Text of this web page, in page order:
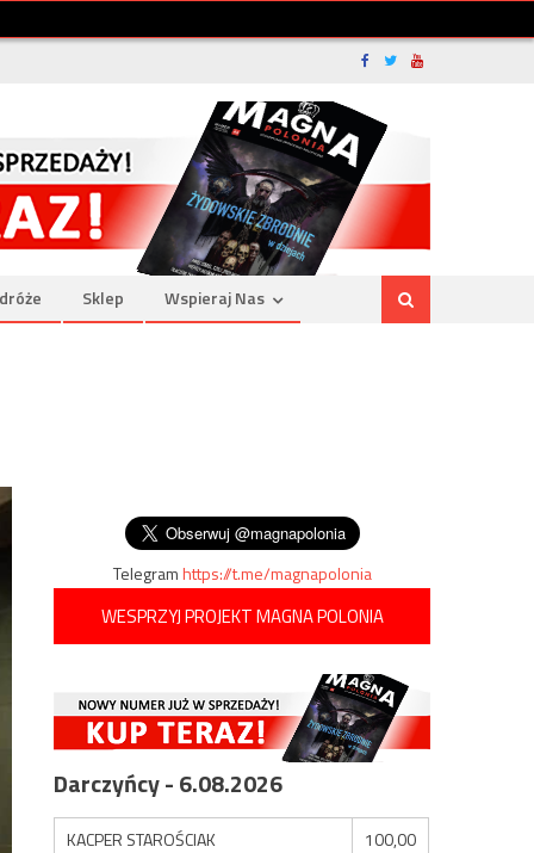
Sklep Wspieraj Nas
Telegramhttps://t.me/magnapolonia
WESPRZYJ PROJEKT MAGNA POLONIA
Darczyńcy - 6.08.2026
KACPER STAROŚCIAK
100,00